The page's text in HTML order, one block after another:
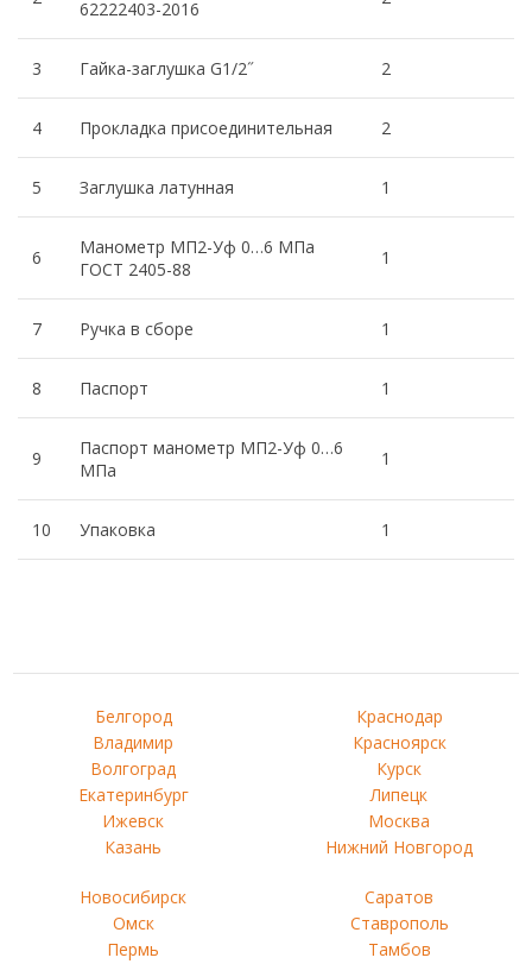
62222403-2016
3 Гайка-заглушка G1/2˝ 2
4 Прокладка присоединительная 2
5 Заглушка латунная 1
6
Манометр МП2-Уф 0…6 МПа
ГОСТ 2405-88
1
7 Ручка в сборе 1
8 Паспорт 1
9
Паспорт манометр МП2-Уф 0…6
МПа
1
10 Упаковка 1
Белгород
Владимир
Волгоград
Екатеринбург
Ижевск
Казань
Краснодар
Красноярск
Курск
Липецк
Москва
Нижний Новгород
Новосибирск
Омск
Пермь
Саратов
Ставрополь
Тамбов